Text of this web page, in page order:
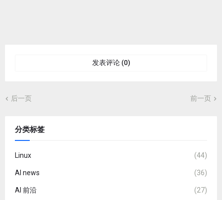
发表评论 (0)
后一页 前一页
分类标签
Linux (44)
AI news (36)
AI 前沿 (27)